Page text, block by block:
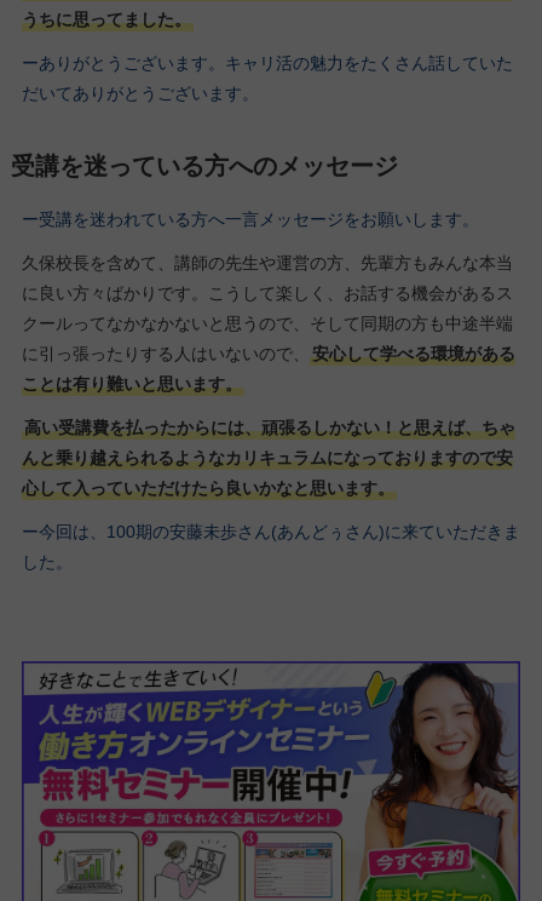
うちに思ってました。
ーありがとうございます。キャリ活の魅力をたくさん話していた
だいてありがとうございます。
受講を迷っている方へのメッセージ
ー受講を迷われている方へ一言メッセージをお願いします。
久保校長を含めて、講師の先生や運営の方、先輩方もみんな本当
に良い方々ばかりです。こうして楽しく、お話する機会があるス
クールってなかなかないと思うので、そして同期の方も中途半端
に引っ張ったりする人はいないので、
安心して学べる環境がある
ことは有り難いと思います。
高い受講費を払ったからには、頑張るしかない！と思えば、ちゃ
んと乗り越えられるようなカリキュラムになっておりますので安
心して入っていただけたら良いかなと思います。
ー今回は、100期の安藤未歩さん(あんどぅさん)に来ていただきま
した。